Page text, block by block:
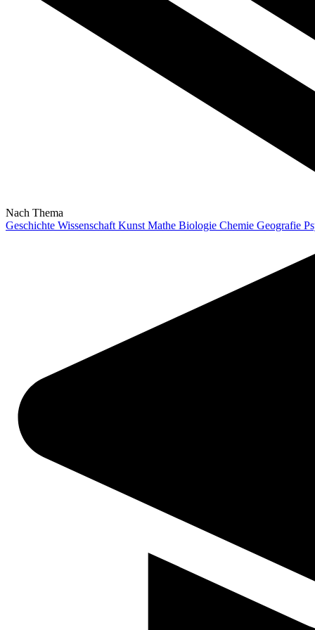
Nach Thema
Geschichte Wissenschaft Kunst Mathe Biologie Chemie Geografie